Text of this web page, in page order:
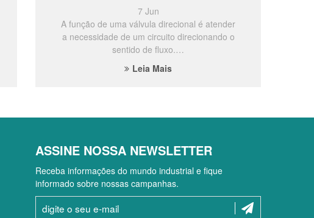
7 Jun
A função de uma válvula direcional é atender
a necessidade de um circuito direcionando o
sentido de fluxo.…
Leia Mais
ASSINE NOSSA NEWSLETTER
Receba informações do mundo industrial e fique
informado sobre nossas campanhas.